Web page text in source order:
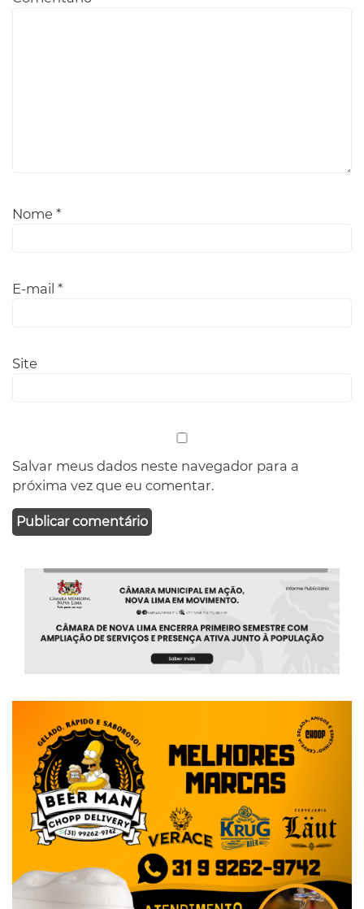
Nome *
E-mail *
Site
Salvar meus dados neste navegador para a
próxima vez que eu comentar.